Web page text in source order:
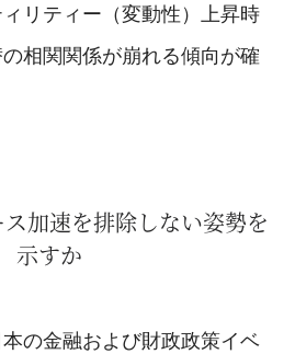
リティー（変動性）上昇時
相関関係が崩れる傾向が確
加速を排除しない姿勢を
示すか
の金融および財政政策イベ